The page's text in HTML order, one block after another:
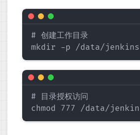
# 创建工作目录
# 目录授权访问